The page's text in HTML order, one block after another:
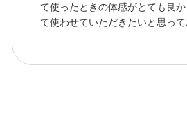
て使ったときの体感がとても良
て使わせていただきたいと思って